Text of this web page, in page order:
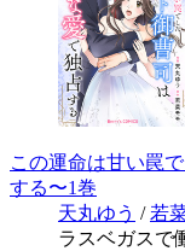
この運命は甘い罠
する〜1巻
天丸ゆう / 若
ラスベガスで